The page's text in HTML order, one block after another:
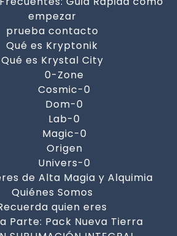
empezar
prueba contacto
Qué es Kryptonik
Qué es Krystal City
0-Zone
Cosmic-0
Dom-0
Lab-0
Magic-0
Origen
Univers-0
de Alta Magia y Alquimia
Quiénes Somos
quien eres
Parte: Pack Nueva Tierra